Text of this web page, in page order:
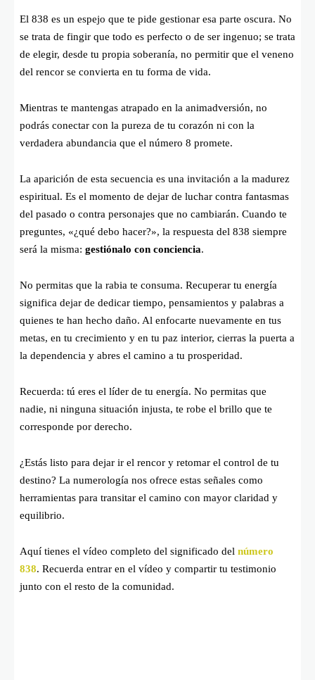
El 838 es un espejo que te pide gestionar esa parte oscura. No
se trata de fingir que todo es perfecto o de ser ingenuo; se trata
de elegir, desde tu propia soberanía, no permitir que el veneno
del rencor se convierta en tu forma de vida.
Mientras te mantengas atrapado en la animadversión, no
podrás conectar con la pureza de tu corazón ni con la
verdadera abundancia que el número 8 promete.
La aparición de esta secuencia es una invitación a la madurez
espiritual. Es el momento de dejar de luchar contra fantasmas
del pasado o contra personajes que no cambiarán. Cuando te
preguntes, «¿qué debo hacer?», la respuesta del 838 siempre
será la misma: gestiónalo con conciencia.
No permitas que la rabia te consuma. Recuperar tu energía
significa dejar de dedicar tiempo, pensamientos y palabras a
quienes te han hecho daño. Al enfocarte nuevamente en tus
metas, en tu crecimiento y en tu paz interior, cierras la puerta a
la dependencia y abres el camino a tu prosperidad.
Recuerda: tú eres el líder de tu energía. No permitas que
nadie, ni ninguna situación injusta, te robe el brillo que te
corresponde por derecho.
¿Estás listo para dejar ir el rencor y retomar el control de tu
destino? La numerología nos ofrece estas señales como
herramientas para transitar el camino con mayor claridad y
equilibrio.
Aquí tienes el vídeo completo del significado del número
838. Recuerda entrar en el vídeo y compartir tu testimonio
junto con el resto de la comunidad.